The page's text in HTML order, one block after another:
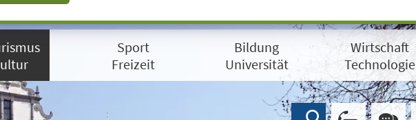
Sport
Freizeit
Bildung
Universität
Wirtschaft
Technologie